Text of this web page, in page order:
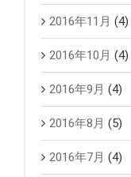
2016年11月 (4)
2016年10月 (4)
2016年9月 (4)
2016年8月 (5)
2016年7月 (4)